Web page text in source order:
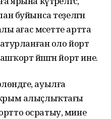
буйынса теҙелгән
ағас мәсетте артта
оло йорт
йәшәгән йорт ине.
ауылға
алыҫлыҡтағы
осратыу, мине